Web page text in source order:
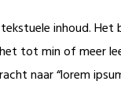
inhoud. Het
tot min of meer
naar “lorem